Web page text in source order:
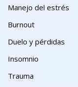
Manejo del estrés
Burnout
Duelo y pérdidas
Insomnio
Trauma